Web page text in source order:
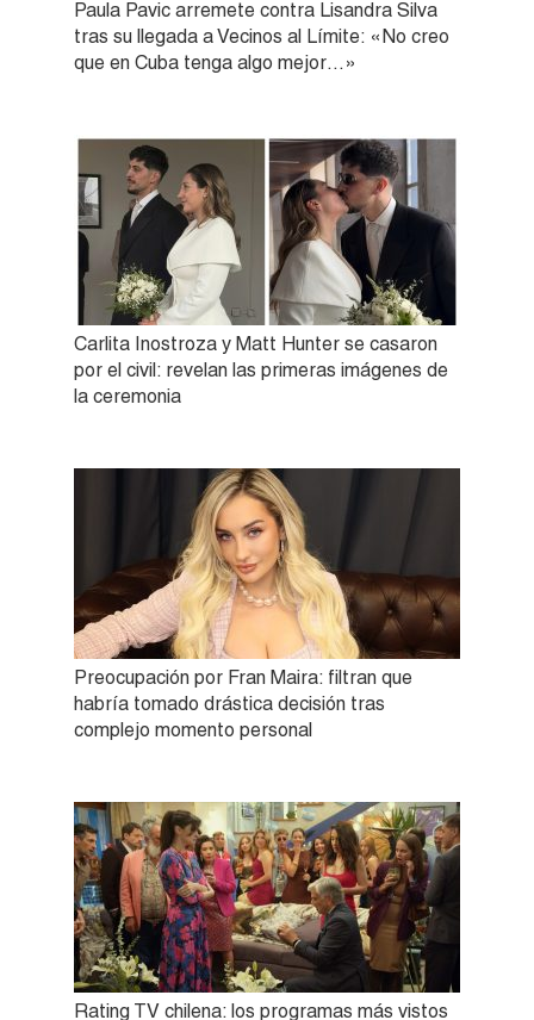
Paula Pavic arremete contra Lisandra Silva
tras su llegada a Vecinos al Límite: «No creo
que en Cuba tenga algo mejor…»
Carlita Inostroza y Matt Hunter se casaron
por el civil: revelan las primeras imágenes de
la ceremonia
Preocupación por Fran Maira: filtran que
habría tomado drástica decisión tras
complejo momento personal
Rating TV chilena: los programas más vistos